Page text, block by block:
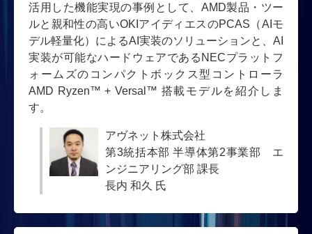
活用した機能実現の事例として、AMD製品・ツー
ルと親和性の高いOKIアイディエスのPCAS（AIモ
デル軽量化）によるAI実装のソリューションと、AI
実装が可能なハードウェアであるNECプラットフ
ォームズのコンパクトボックス型コントローラ
AMD Ryzen™ + Versal™ 搭載モデルを紹介しま
す。
アヴネット株式会社
第3統括本部 半導体第2事業部 エ
ンジニアリング部 課長
長内 和久 氏